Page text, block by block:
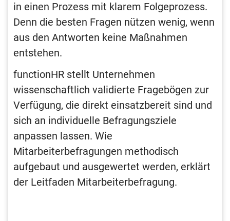
in einen Prozess mit klarem Folgeprozess.
Denn die besten Fragen nützen wenig, wenn
aus den Antworten keine Maßnahmen
entstehen.
functionHR stellt Unternehmen
wissenschaftlich validierte Fragebögen zur
Verfügung, die direkt einsatzbereit sind und
sich an individuelle Befragungsziele
anpassen lassen. Wie
Mitarbeiterbefragungen methodisch
aufgebaut und ausgewertet werden, erklärt
der Leitfaden Mitarbeiterbefragung.